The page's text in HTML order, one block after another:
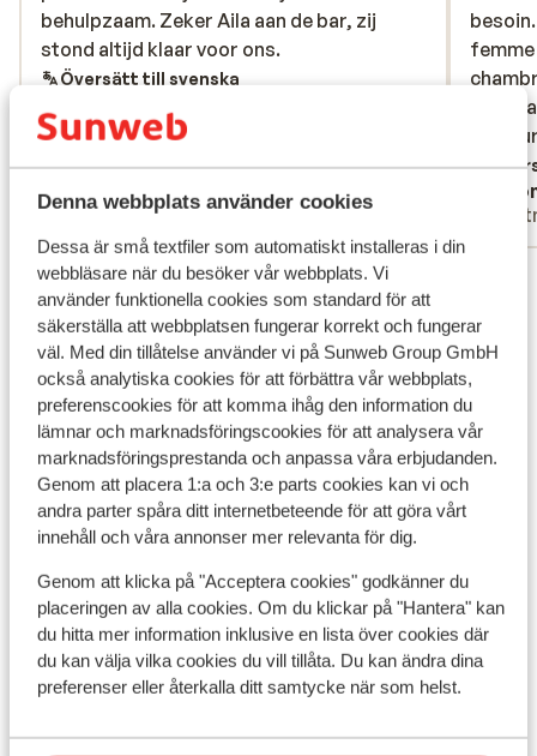
Denna webbplats använder cookies
Dessa är små textfiler som automatiskt installeras i din
webbläsare när du besöker vår webbplats. Vi
använder funktionella cookies som standard för att
säkerställa att webbplatsen fungerar korrekt och fungerar
väl. Med din tillåtelse använder vi på Sunweb Group GmbH
också analytiska cookies för att förbättra vår webbplats,
preferenscookies för att komma ihåg den information du
lämnar och marknadsföringscookies för att analysera vår
marknadsföringsprestanda och anpassa våra erbjudanden.
Genom att placera 1:a och 3:e parts cookies kan vi och
andra parter spåra ditt internetbeteende för att göra vårt
innehåll och våra annonser mer relevanta för dig.
Genom att klicka på "Acceptera cookies" godkänner du
placeringen av alla cookies. Om du klickar på "Hantera" kan
du hitta mer information inklusive en lista över cookies där
du kan välja vilka cookies du vill tillåta. Du kan ändra dina
preferenser eller återkalla ditt samtycke när som helst.
behulpzaam. Zeker Aila aan de bar, zij
stond altijd klaar voor ons.
behulpzaam. Zeker Aila aan de bar, zij
stond altijd klaar voor ons.
Översätt till svenska
Anonym
Partner
ne
dire
décoré
plus
pour
passé
ne
dire
Visa alla 25 omdömen
Andra boenden i Kreta
Apartments Elounda Colour
Alkionides Seaside Aparthotel
Harmony Boutique Resort Hotel
Bio Beach Boutique Hotel - endast vuxna
Aloe Boutique & Suites Hotel - endast vuxna
Aulus Chania, Curio Collection by Hilton